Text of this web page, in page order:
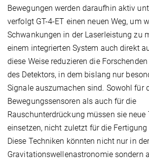
Bewegungen werden daraufhin aktiv
verfolgt GT-4-ET einen neuen Weg, um
Schwankungen in der Laserleistung zu
einem integrierten System auch direkt
diese Weise reduzieren die
des Detektors, in dem bislang nur
Signale auszumachen sind. Sowohl für
Bewegungssensoren als auch für die
Rauschunterdrückung müssen sie neue
einsetzen, nicht zuletzt für die Fertigung
Diese Techniken könnten nicht nur in
Gravitationswellenastronomie sondern